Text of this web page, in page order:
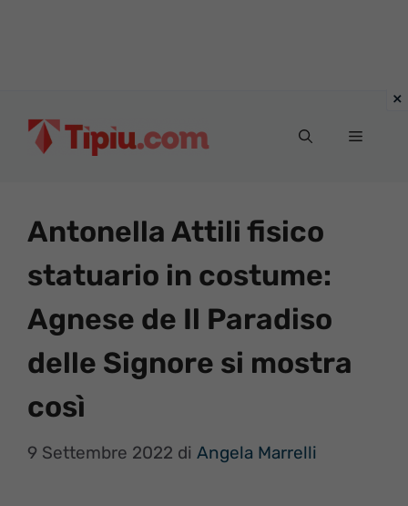
Menu
Antonella Attili fisico
statuario in costume:
Agnese de Il Paradiso
delle Signore si mostra
così
9 Settembre 2022 di Angela Marrelli